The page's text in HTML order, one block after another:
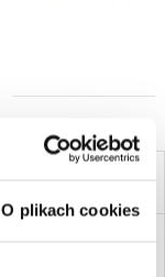
O plikach cookies